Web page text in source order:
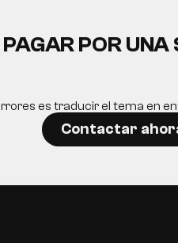
POR UNA
es traducir el tema en
Contactar